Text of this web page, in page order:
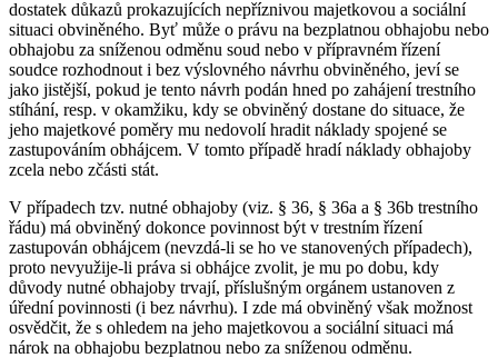
dostatek důkazů prokazujících nepříznivou majetkovou a sociální
situaci obviněného. Byť může o právu na bezplatnou obhajobu nebo
obhajobu za sníženou odměnu soud nebo v přípravném řízení
soudce rozhodnout i bez výslovného návrhu obviněného, jeví se
jako jistější, pokud je tento návrh podán hned po zahájení trestního
stíhání, resp. v okamžiku, kdy se obviněný dostane do situace, že
jeho majetkové poměry mu nedovolí hradit náklady spojené se
zastupováním obhájcem. V tomto případě hradí náklady obhajoby
zcela nebo zčásti stát.
V případech tzv. nutné obhajoby (viz. § 36, § 36a a § 36b trestního
řádu) má obviněný dokonce povinnost být v trestním řízení
zastupován obhájcem (nevzdá-li se ho ve stanovených případech),
proto nevyužije-li práva si obhájce zvolit, je mu po dobu, kdy
důvody nutné obhajoby trvají, příslušným orgánem ustanoven z
úřední povinnosti (i bez návrhu). I zde má obviněný však možnost
osvědčit, že s ohledem na jeho majetkovou a sociální situaci má
nárok na obhajobu bezplatnou nebo za sníženou odměnu.